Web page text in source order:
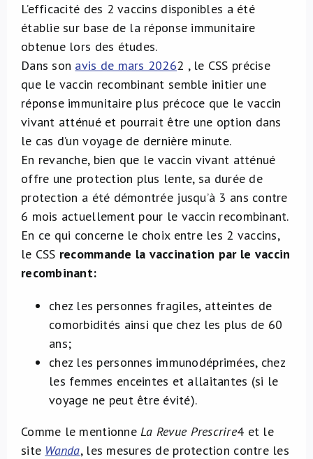
L’efficacité des 2 vaccins disponibles a été
établie sur base de la réponse immunitaire
obtenue lors des études.
Dans son avis de mars 20262 , le CSS précise
que le vaccin recombinant semble initier une
réponse immunitaire plus précoce que le vaccin
vivant atténué et pourrait être une option dans
le cas d’un voyage de dernière minute.
En revanche, bien que le vaccin vivant atténué
offre une protection plus lente, sa durée de
protection a été démontrée jusqu’à 3 ans contre
6 mois actuellement pour le vaccin recombinant.
En ce qui concerne le choix entre les 2 vaccins,
le CSS recommande la vaccination par le vaccin
recombinant:
chez les personnes fragiles, atteintes de
comorbidités ainsi que chez les plus de 60
ans;
chez les personnes immunodéprimées, chez
les femmes enceintes et allaitantes (si le
voyage ne peut être évité).
Comme le mentionneLa Revue Prescrire4 et le
site Wanda, les mesures de protection contre les